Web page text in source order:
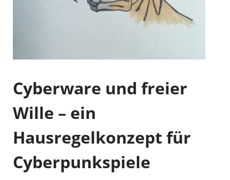
Cyberware und freier
Wille – ein
Hausregelkonzept für
Cyberpunkspiele